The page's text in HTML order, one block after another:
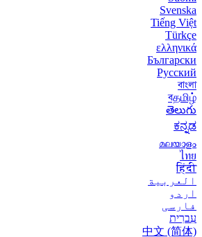
Svenska
Tiếng Việt
Türkçe
ελληνικά
Български
Русский
বাংলা
বதமிழ்
తెలుగు
ಕನ್ನಡ
മലയാളം
ไทย
हिंदी
العربية
اردو
فارسی
עִברִית
中文 (简体)